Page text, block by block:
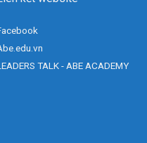
TALK - ABE ACADEMY